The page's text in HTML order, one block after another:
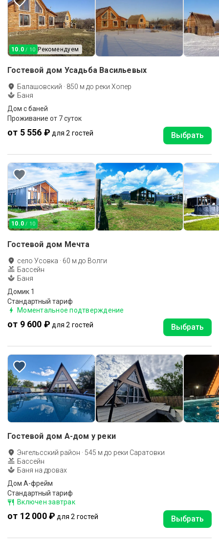
10.0 / 10 Рекомендуем
Гостевой дом Усадьба Васильевых
Балашовский · 850 м до реки Хопер
Баня
Дом с баней
Проживание от 7 суток
от 5 556 ₽ для 2 гостей Выбрать
10.0 / 10
Гостевой дом Мечта
село Усовка · 60 м до Волги
Бассейн
Баня
Домик 1
Стандартный тариф
Моментальное подтверждение
от 9 600 ₽ для 2 гостей Выбрать
Гостевой дом А-дом у реки
Энгельсский район · 545 м до реки Саратовки
Бассейн
Баня на дровах
Дом А-фрейм
Стандартный тариф
Включен завтрак
от 12 000 ₽ для 2 гостей Выбрать